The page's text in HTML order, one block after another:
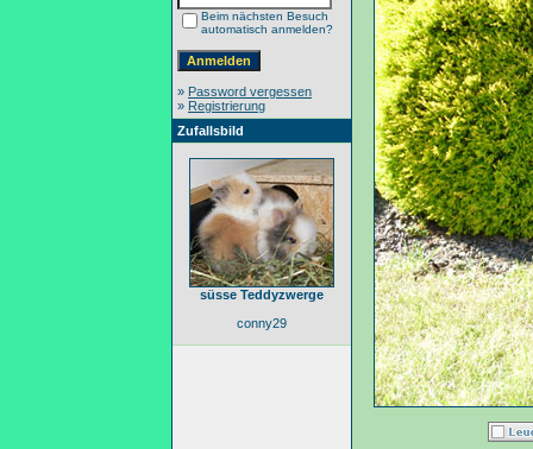
Beim nächsten Besuch
automatisch anmelden?
» Password vergessen
» Registrierung
Zufallsbild
süsse Teddyzwerge
conny29